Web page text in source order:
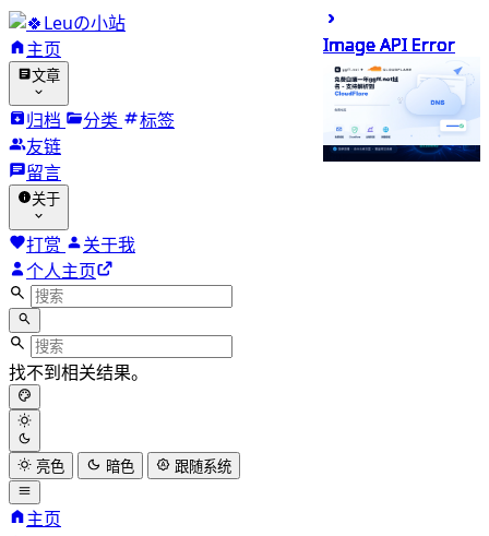
Leuの小站
主页
文章
归档 分类
标签
友链
留言
关于
打赏
关于我
个人主页
找不到相关结果。
亮色 暗色 跟随系统
主页
Image API Error
Image API Error
Image API Error
Image API Error
Image API Error
Image API Error
Image API Error
Image API Error
Image API Error
Image API Error